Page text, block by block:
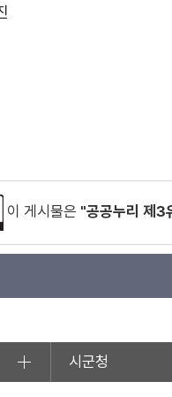
이 게시물은 "공공누리 제3
시군청